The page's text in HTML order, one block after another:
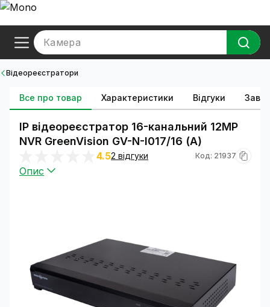
Камера
Відеореєстратори
Все про товар Характеристики Відгуки
IP відеореєстратор 16-канальний 12MP
NVR GreenVision GV-N-I017/16 (A)
4.52 відгуки Код: 21937
Опис